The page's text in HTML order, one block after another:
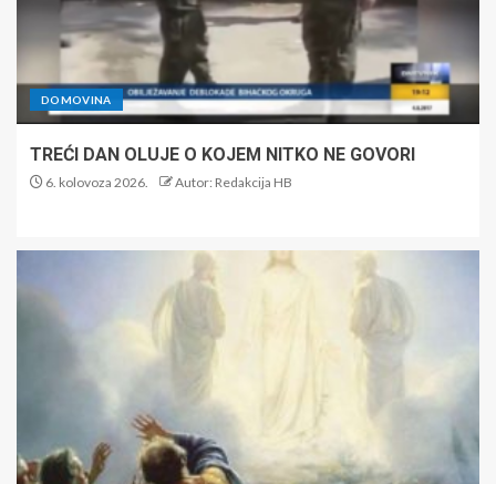
DOMOVINA
TREĆI DAN OLUJE O KOJEM NITKO NE GOVORI
6. kolovoza 2026. Autor: Redakcija HB